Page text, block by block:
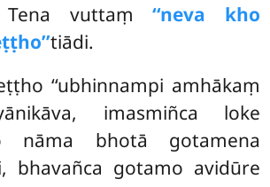
Tena vuttaṃ‘‘neva kho
tiādi.
‘‘ubhinnampi amhākaṃ
imasmiñca loke
nāma bhotā gotamena
bhavañca gotamo avidūre